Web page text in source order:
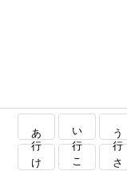
あ行 い行 う行
け行 こ行 さ行